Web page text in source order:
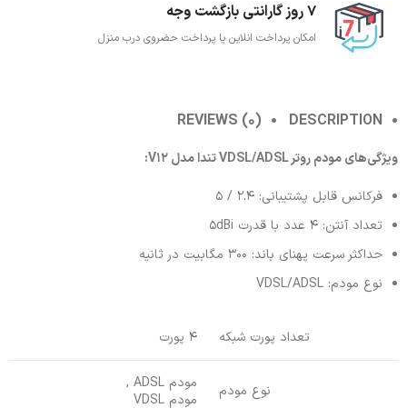
7 روز گارانتی بازگشت وجه
امکان پرداخت انلاین یا پرداخت حضروی درب منزل
DESCRIPTION
REVIEWS (0)
ویژگی‌های مودم روتر VDSL/ADSL تندا مدل V12:
فرکانس قابل پشتیبانی: 2.4 / 5
تعداد آنتن: 4 عدد با قدرت 5dBi
حداکثر سرعت پهنای باند: 300 مگابیت در ثانیه
نوع مودم: VDSL/ADSL
تعداد پورت شبکه 4 پورت
نوع مودم
مودم ADSL ,
مودم VDSL